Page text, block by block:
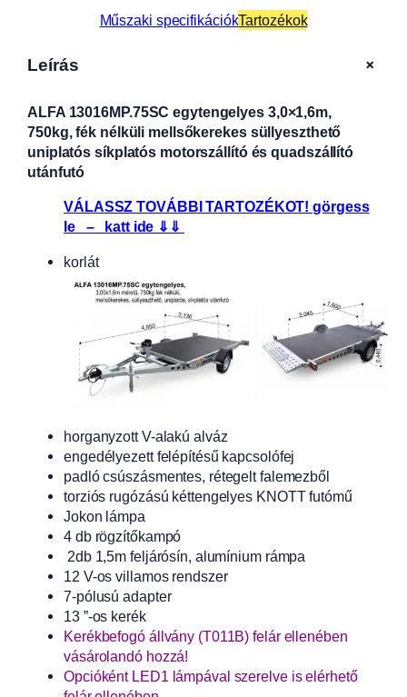
Műszaki specifikációkTartozékok
Leírás +
ALFA 13016MP.75SC egytengelyes 3,0×1,6m,
750kg, fék nélküli mellsőkerekes süllyeszthető
uniplatós síkplatós motorszállító és quadszállító
utánfutó
VÁLASSZ TOVÁBBI TARTOZÉKOT! görgess
le – katt ide ⇓⇓
korlát
horganyzott V-alakú alváz
engedélyezett felépítésű kapcsolófej
padló csúszásmentes, rétegelt falemezből
torziós rugózású kéttengelyes KNOTT futómű
Jokon lámpa
4 db rögzítőkampó
2db 1,5m feljárósín, alumínium rámpa
12 V-os villamos rendszer
7-pólusú adapter
13 ”-os kerék
Kerékbefogó állvány (T011B) felár ellenében
vásárolandó hozzá!
Opcióként LED1 lámpával szerelve is elérhető